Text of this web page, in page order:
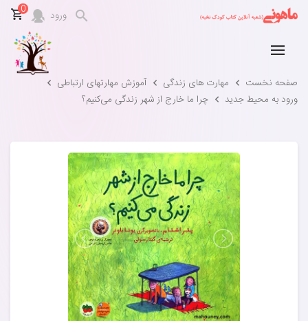
ورود 0
صفحه نخست مهارت های زندگی
آموزش مهارتهای ارتباطی
ورود به محیط جدید
چرا ما خارج از شهر زندگی می‌کنیم؟